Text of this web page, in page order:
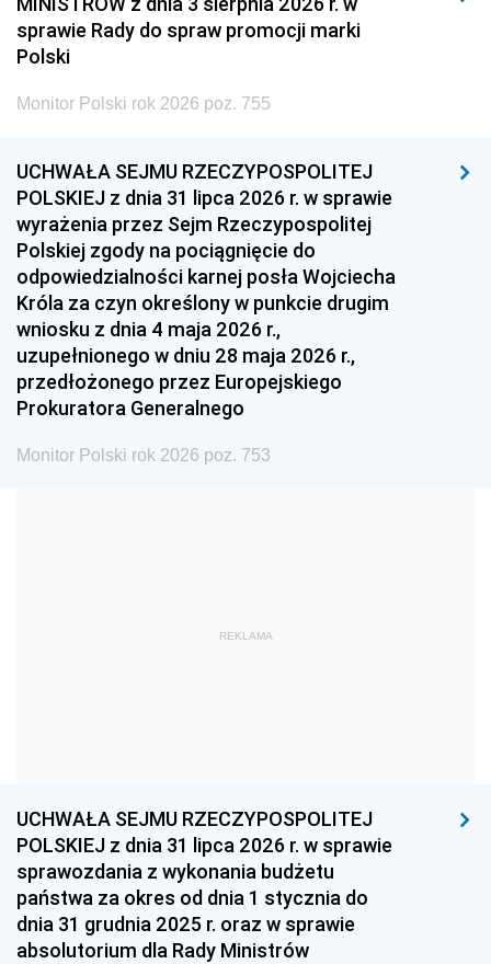
2008 2007 2006
2005
1996 1995 1994
1993 1992 1991
1990 1989
1987 1986 1985
1984 1983
1981 1980 1979
1978 1977
1975 1974
1959
1939 1938 1937
1936 1930
sprawie Rady do spraw promocji marki
Polski
Monitor Polski rok 2026 poz. 755
UCHWAŁA SEJMU RZECZYPOSPOLITEJ
POLSKIEJ z dnia 31 lipca 2026 r. w sprawie
wyrażenia przez Sejm Rzeczypospolitej
Polskiej zgody na pociągnięcie do
odpowiedzialności karnej posła Wojciecha
Króla za czyn określony w punkcie drugim
wniosku z dnia 4 maja 2026 r.,
uzupełnionego w dniu 28 maja 2026 r.,
przedłożonego przez Europejskiego
Prokuratora Generalnego
Monitor Polski rok 2026 poz. 753
REKLAMA
UCHWAŁA SEJMU RZECZYPOSPOLITEJ
POLSKIEJ z dnia 31 lipca 2026 r. w sprawie
sprawozdania z wykonania budżetu
państwa za okres od dnia 1 stycznia do
dnia 31 grudnia 2025 r. oraz w sprawie
absolutorium dla Rady Ministrów